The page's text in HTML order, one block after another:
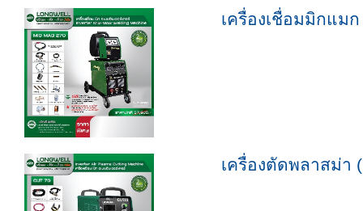
เครื่องเชื่อมมิกแม
เครื่องตัดพลาสม่า